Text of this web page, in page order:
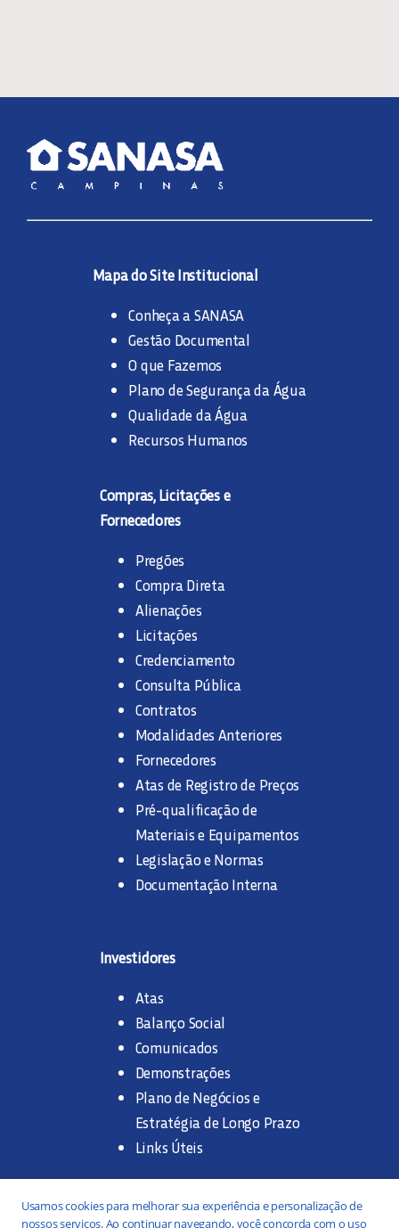
Mapa do Site Institucional
Conheça a SANASA
Gestão Documental
O que Fazemos
Plano de Segurança da Água
Qualidade da Água
Recursos Humanos
Compras, Licitações e
Fornecedores
Pregões
Compra Direta
Alienações
Licitações
Credenciamento
Consulta Pública
Contratos
Modalidades Anteriores
Fornecedores
Atas de Registro de Preços
Pré-qualificação de
Materiais e Equipamentos
Legislação e Normas
Documentação Interna
Investidores
Atas
Balanço Social
Comunicados
Demonstrações
Plano de Negócios e
Estratégia de Longo Prazo
Links Úteis
Trabalhe na SANASA
Usamos cookies para melhorar sua experiência e personalização de
nossos serviços. Ao continuar navegando, você concorda com o uso